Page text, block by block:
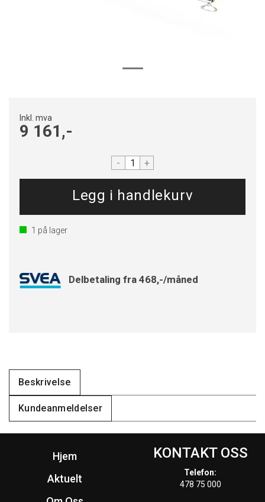
Inkl. mva
9 161,-
- +
1 på lager
Delbetaling fra 468,-/måned
Beskrivelse
Kundeanmeldelser
Hjem
Aktuelt
KONTAKT OSS
Telefon:
478 75 000